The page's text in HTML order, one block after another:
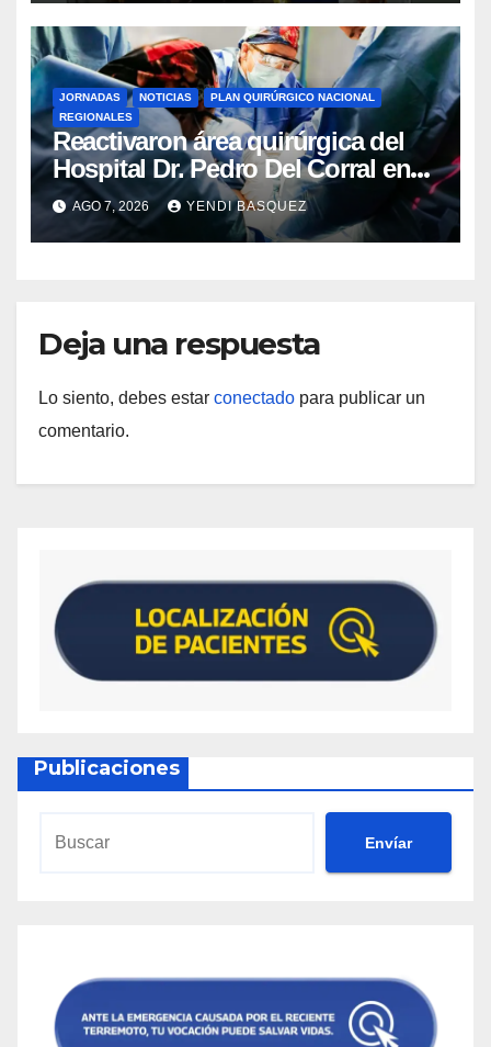
JORNADAS NOTICIAS
PLAN QUIRÚRGICO NACIONAL
REGIONALES
Reactivaron área quirúrgica del
Hospital Dr. Pedro Del Corral en
Guárico
AGO 7, 2026 YENDI BASQUEZ
Deja una respuesta
Lo siento, debes estar conectado para publicar un
comentario.
Publicaciones
Envíar